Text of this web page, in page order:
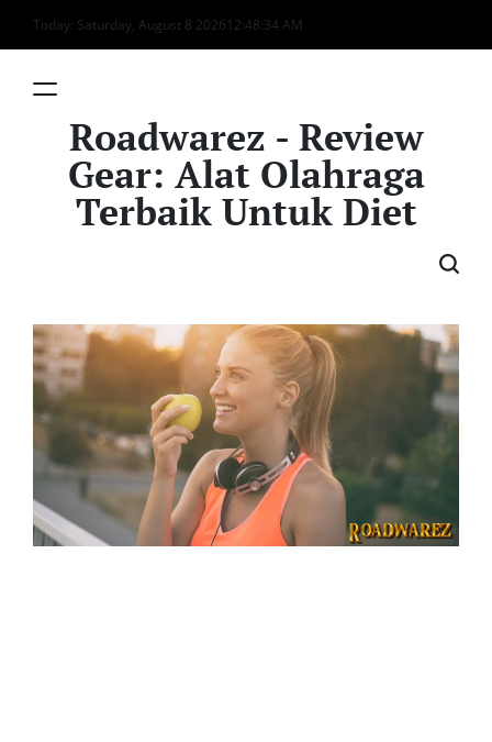
Skip
to
Today: Saturday, August 8 202612:48:35 AM
Roadwarez - Review
Gear: Alat Olahraga
Terbaik Untuk Diet